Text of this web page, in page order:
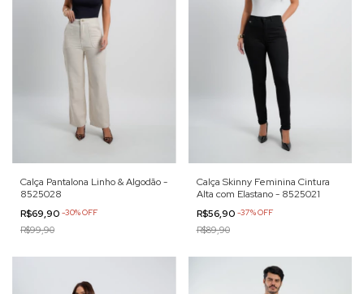
Calça Pantalona Linho & Algodão -
8525028
R$69,90 -30%OFF
R$99,90
Calça Skinny Feminina Cintura
Alta com Elastano - 8525021
R$56,90 -37%OFF
R$89,90